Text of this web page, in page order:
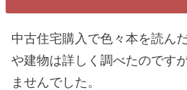
中古住宅購入で色々本を読ん
や建物は詳しく調べたのです
ませんでした。